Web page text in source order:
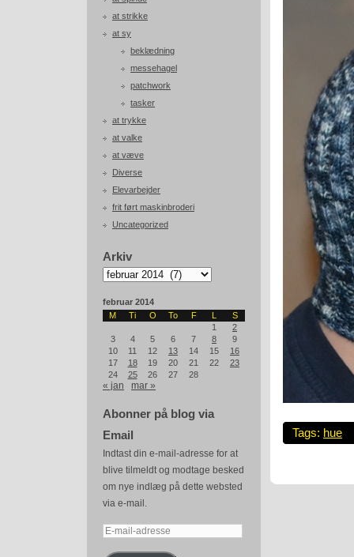
at strikke
at sy
beklædning
messehagel
patchwork
tasker
at trykke
at valke
at væve
Diverse
Elevarbejder
frit ført maskinbroderi
Uncategorized
Arkiv
Arkiv
februar 2014
M
Ti O To F L
S
1
2
3
4 5 6 7 8
9
10
11 12 13 14 15
16
17
18 19 20 21 22
23
24
25 26 27 28
« jan mar »
Abonner på blog via
Email
Indtast din e-mail-adresse for at
blive tilmeldt og modtage besked
om nye indlæg på dette websted
via e-mail.
E-
Tags: hue